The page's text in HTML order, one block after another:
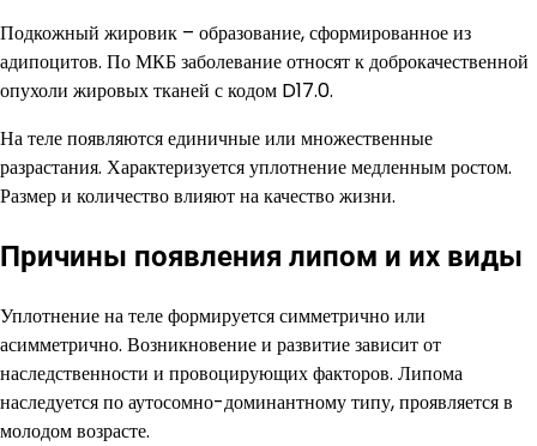
Подкожный жировик – образование, сформированное из
адипоцитов. По МКБ заболевание относят к доброкачественной
опухоли жировых тканей с кодом D17.0.
На теле появляются единичные или множественные
разрастания. Характеризуется уплотнение медленным ростом.
Размер и количество влияют на качество жизни.
Причины появления липом и их виды
Уплотнение на теле формируется симметрично или
асимметрично. Возникновение и развитие зависит от
наследственности и провоцирующих факторов. Липома
наследуется по аутосомно-доминантному типу, проявляется в
молодом возрасте.